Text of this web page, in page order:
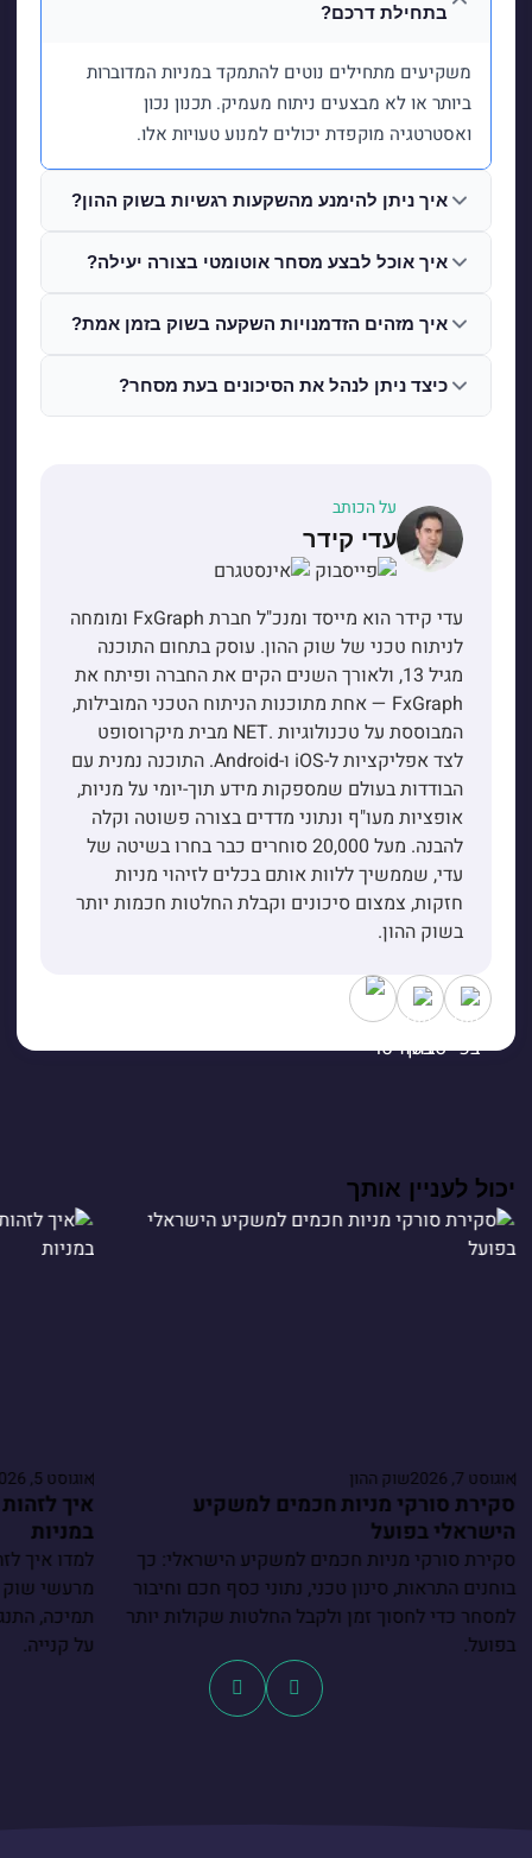
בתחילת דרכם?
משקיעים מתחילים נוטים להתמקד במניות המדוברות
ביותר או לא מבצעים ניתוח מעמיק. תכנון נכון
ואסטרטגיה מוקפדת יכולים למנוע טעויות אלו.
איך ניתן להימנע מהשקעות רגשיות בשוק ההון?
איך אוכל לבצע מסחר אוטומטי בצורה יעילה?
איך מזהים הזדמנויות השקעה בשוק בזמן אמת?
כיצד ניתן לנהל את הסיכונים בעת מסחר?
על הכותב
עדי קידר
עדי קידר הוא מייסד ומנכ"ל חברת FxGraph ומומחה
לניתוח טכני של שוק ההון. עוסק בתחום התוכנה
מגיל 13, ולאורך השנים הקים את החברה ופיתח את
FxGraph — אחת מתוכנות הניתוח הטכני המובילות,
המבוססת על טכנולוגיות .NET מבית מיקרוסופט
לצד אפליקציות ל-iOS ו-Android. התוכנה נמנית עם
הבודדות בעולם שמספקות מידע תוך-יומי על מניות,
אופציות מעו"ף ונתוני מדדים בצורה פשוטה וקלה
להבנה. מעל 20,000 סוחרים כבר בחרו בשיטה של
עדי, שממשיך ללוות אותם בכלים לזיהוי מניות
חזקות, צמצום סיכונים וקבלת החלטות חכמות יותר
בשוק ההון.
יכול לעניין אותך
אוגוסט 7, 2026 שוק ההון
סקירת סורקי מניות חכמים למשקיע
הישראלי בפועל
סקירת סורקי מניות חכמים למשקיע הישראלי: כך
בוחנים התראות, סינון טכני, נתוני כסף חכם וחיבור
למסחר כדי לחסוך זמן ולקבל החלטות שקולות יותר
בפועל.
אוגוסט 5, 2026
איך
במניות
למדו איך
מרעשי שוק
תמיכה,
על קנייה.